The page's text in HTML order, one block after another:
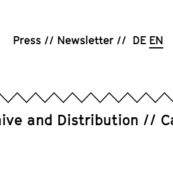
Press Newsletter DE EN
and Distribution